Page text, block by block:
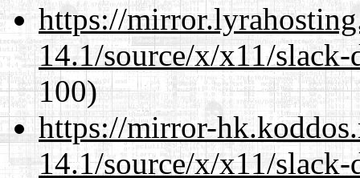
https://
14.1/source/x/x11/
100)
https://mirror-
14.1/source/x/x11/